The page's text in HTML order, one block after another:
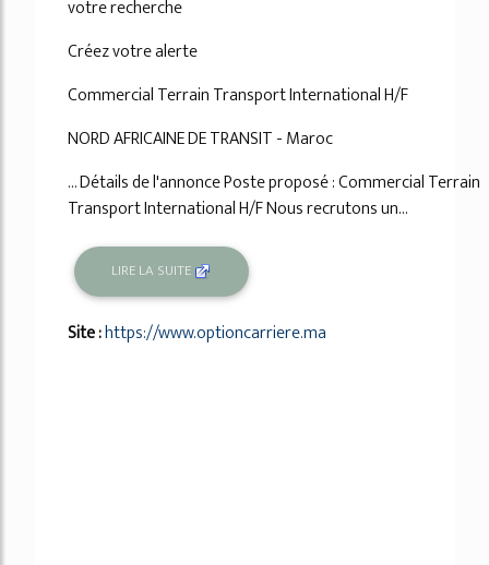
votre recherche
Créez votre alerte
Commercial Terrain Transport International H/F
NORD AFRICAINE DE TRANSIT - Maroc
... Détails de l'annonce Poste proposé : Commercial Terrain
Transport International H/F Nous recrutons un...
LIRE LA SUITE
Site :https://www.optioncarriere.ma